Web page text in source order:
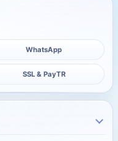
WhatsApp
SSL & PayTR